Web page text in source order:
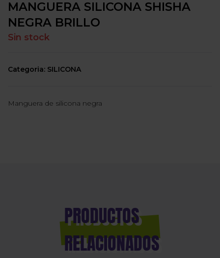
MANGUERA SILICONA SHISHA
NEGRA BRILLO
Sin stock
Categoria: SILICONA
Manguera de silicona negra
PRODUCTOS
RELACIONADOS